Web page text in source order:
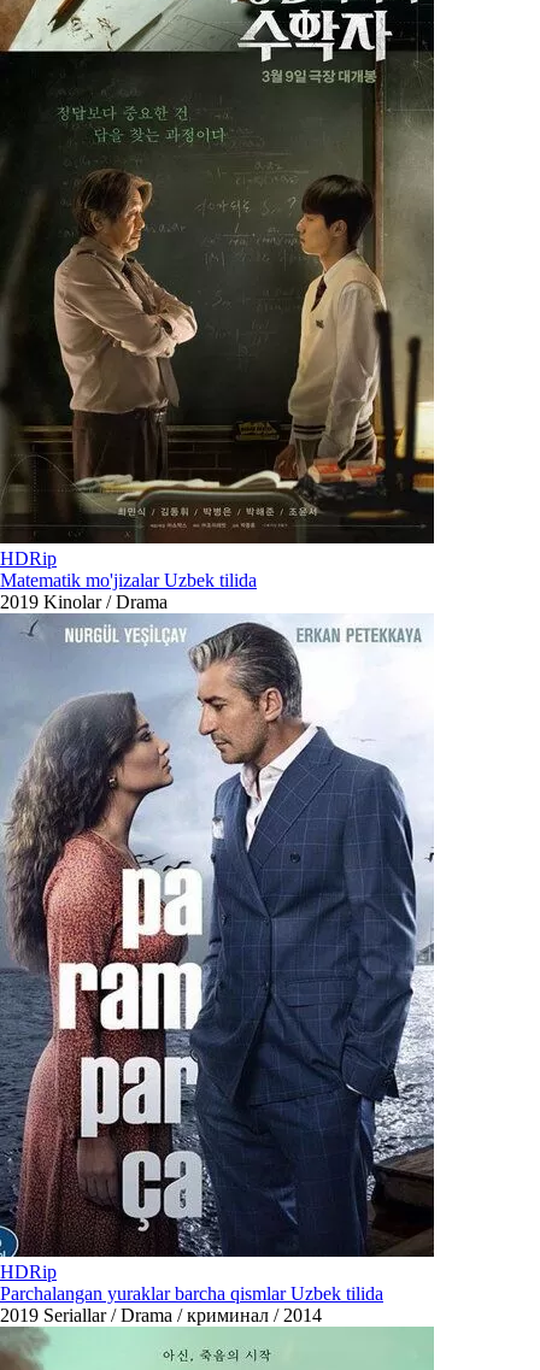
HDRip
Matematik mo'jizalar Uzbek tilida
2019 Kinolar / Drama
HDRip
Parchalangan yuraklar barcha qismlar Uzbek tilida
2019 Seriallar / Drama / криминал / 2014